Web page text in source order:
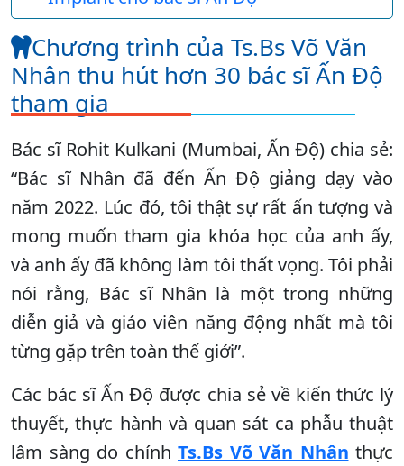
Chương trình của Ts.Bs Võ Văn
Nhân thu hút hơn 30 bác sĩ Ấn Độ
tham gia
Bác sĩ Rohit Kulkani (Mumbai, Ấn Độ) chia sẻ:
“Bác sĩ Nhân đã đến Ấn Độ giảng dạy vào
năm 2022. Lúc đó, tôi thật sự rất ấn tượng và
mong muốn tham gia khóa học của anh ấy,
và anh ấy đã không làm tôi thất vọng. Tôi phải
nói rằng, Bác sĩ Nhân là một trong những
diễn giả và giáo viên năng động nhất mà tôi
từng gặp trên toàn thế giới”.
Các bác sĩ Ấn Độ được chia sẻ về kiến thức lý
thuyết, thực hành và quan sát ca phẫu thuật
lâm sàng do chính Ts.Bs Võ Văn Nhân thực